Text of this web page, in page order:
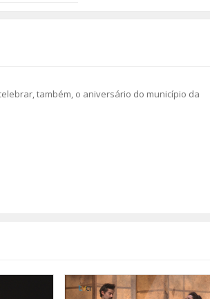
também, o aniversário do município da